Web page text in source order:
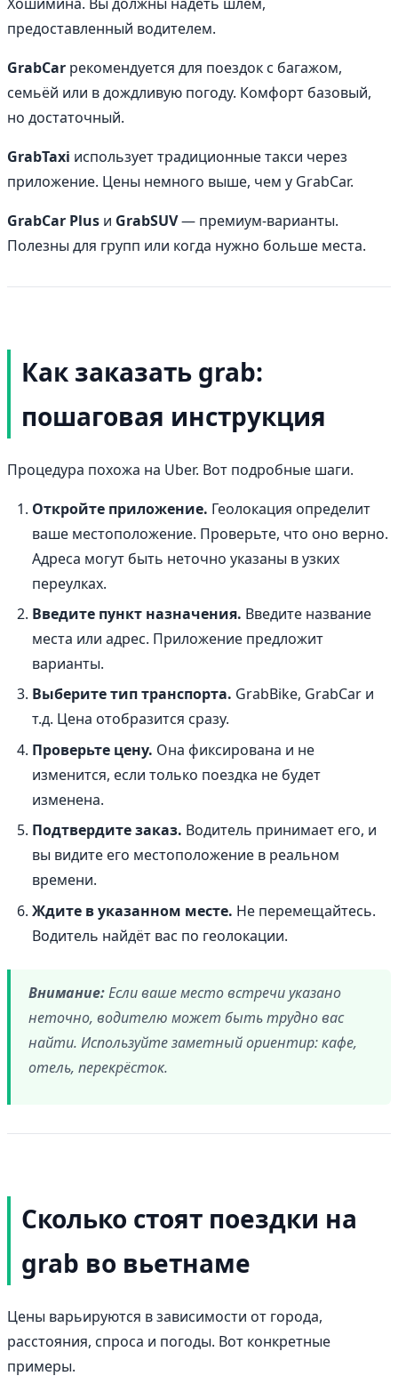
предоставленный водителем.
GrabCar рекомендуется для поездок с багажом,
семьёй или в дождливую погоду. Комфорт базовый,
но достаточный.
GrabTaxi использует традиционные такси через
приложение. Цены немного выше, чем у GrabCar.
GrabCar Plus и GrabSUV— премиум-варианты.
Полезны для групп или когда нужно больше места.
Как заказать grab:
пошаговая инструкция
Процедура похожа на Uber. Вот подробные шаги.
Откройте приложение. Геолокация определит
ваше местоположение. Проверьте, что оно верно.
Адреса могут быть неточно указаны в узких
переулках.
Введите пункт назначения. Введите название
места или адрес. Приложение предложит
варианты.
Выберите тип транспорта. GrabBike, GrabCar и
т.д. Цена отобразится сразу.
Проверьте цену. Она фиксирована и не
изменится, если только поездка не будет
изменена.
Подтвердите заказ. Водитель принимает его, и
вы видите его местоположение в реальном
времени.
Ждите в указанном месте. Не перемещайтесь.
Водитель найдёт вас по геолокации.
Внимание:Если ваше место встречи указано
неточно, водителю может быть трудно вас
найти. Используйте заметный ориентир: кафе,
отель, перекрёсток.
Сколько стоят поездки на
grab во вьетнаме
Цены варьируются в зависимости от города,
расстояния, спроса и погоды. Вот конкретные
примеры.